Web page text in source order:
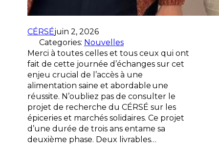
CÉRSÉjuin 2, 2026
Categories: Nouvelles
Merci à toutes celles et tous ceux qui ont
fait de cette journée d’échanges sur cet
enjeu crucial de l’accès à une
alimentation saine et abordable une
réussite. N’oubliez pas de consulter le
projet de recherche du CÉRSÉ sur les
épiceries et marchés solidaires. Ce projet
d’une durée de trois ans entame sa
deuxième phase. Deux livrables…